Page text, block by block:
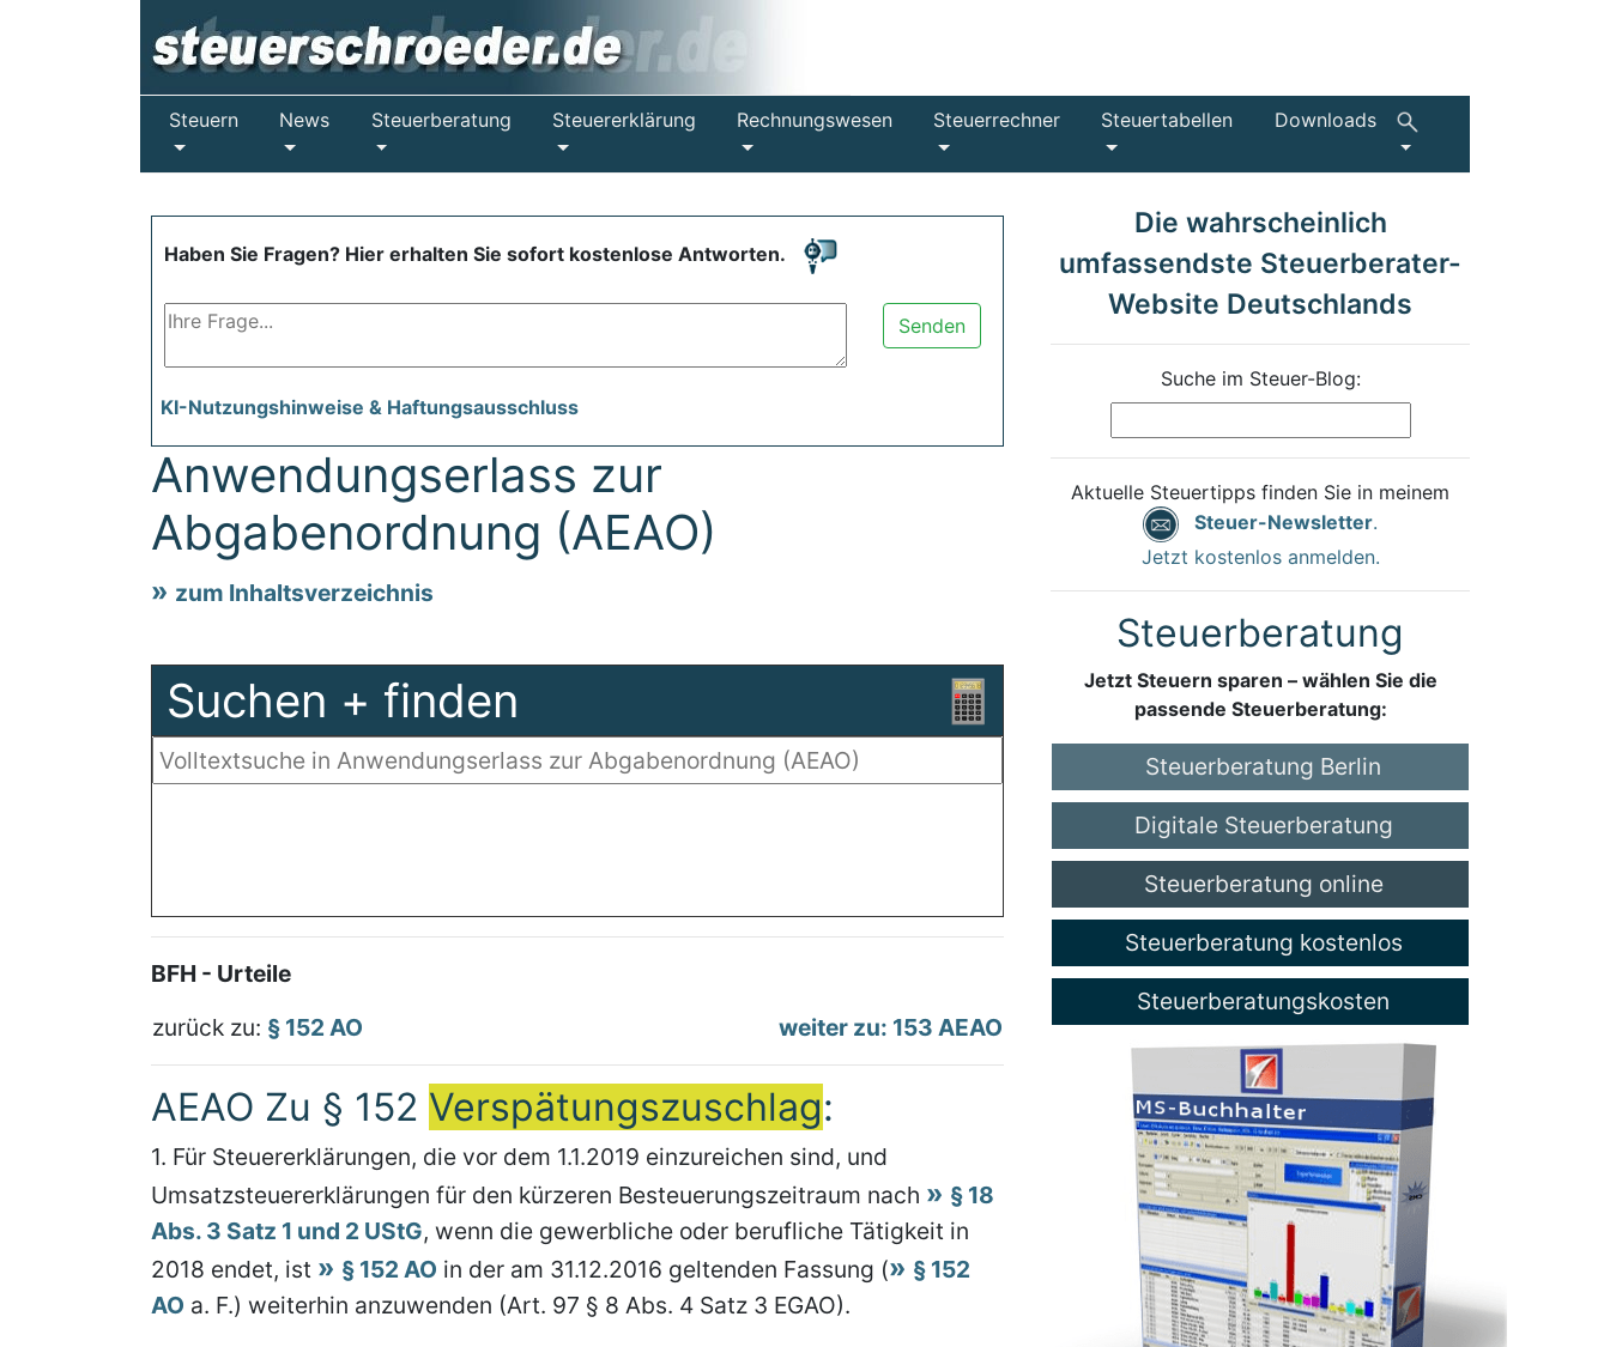
Steuern News Steuerberatung Steuererklärung Rechnungswesen Steuerrechner Steuertabellen Downloads
Haben Sie Fragen? Hier erhalten Sie sofort kostenlose Antworten.
Senden
KI-Nutzungshinweise & Haftungsausschluss
Anwendungserlass zur
Abgabenordnung (AEAO)
zum Inhaltsverzeichnis
Suchen + finden
BFH - Urteile
zurück zu: § 152 AO weiter zu: 153 AEAO
AEAO Zu § 152 Verspätungszuschlag:
1. Für Steuererklärungen, die vor dem 1.1.2019 einzureichen sind, und
Umsatzsteuererklärungen für den kürzeren Besteuerungszeitraum nach
§ 18
Abs. 3 Satz 1 und 2 UStG, wenn die gewerbliche oder berufliche Tätigkeit in
2018 endet, ist
§ 152 AO in der am 31.12.2016 geltenden Fassung (
§ 152
AO a. F.) weiterhin anzuwenden (Art. 97 § 8 Abs. 4 Satz 3 EGAO).
Die wahrscheinlich
umfassendste Steuerberater-
Website Deutschlands
Suche im Steuer-Blog:
Aktuelle Steuertipps finden Sie in meinem
Steuer-Newsletter.
Jetzt kostenlos anmelden.
Steuerberatung
Jetzt Steuern sparen – wählen Sie die
passende Steuerberatung:
Steuerberatung Berlin
Digitale Steuerberatung
Steuerberatung online
Steuerberatung kostenlos
Steuerberatungskosten